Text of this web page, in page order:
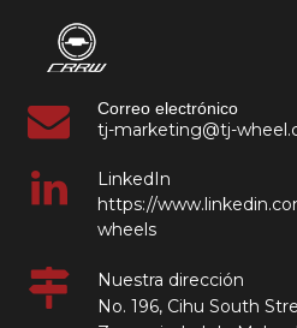
Correo electrónico
tj-marketing@tj-
LinkedIn
https://
wheels
Nuestra dirección
No. 196, Cihu South